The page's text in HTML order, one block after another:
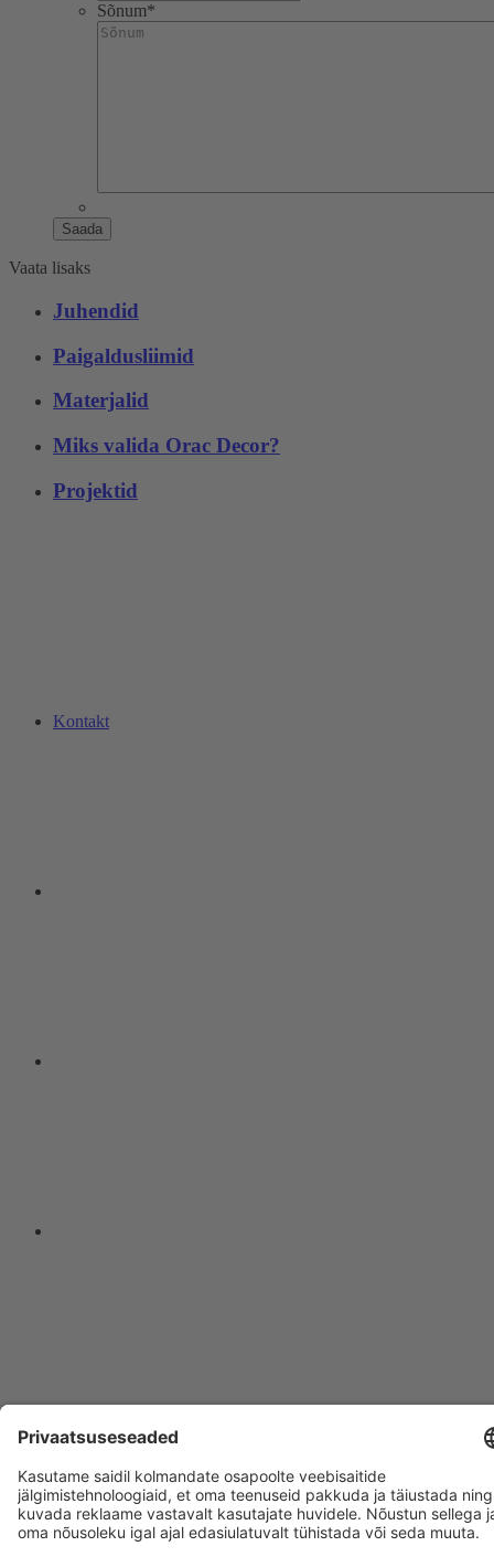
Sõnum*
Saada
Vaata lisaks
Juhendid
Paigaldusliimid
Materjalid
Miks valida Orac Decor?
Projektid
Kontakt